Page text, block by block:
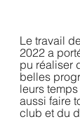
Le travail
2022 a
pu réaliser
belles
leurs
aussi faire
club et du